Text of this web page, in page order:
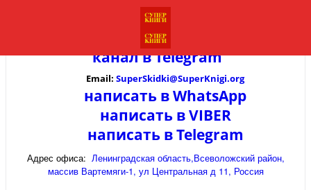
канал вTelegram
Email: SuperSkidki@SuperKnigi.org
написать в WhatsApp
написать в VIBER
написать в Telegram
Адрес офиса: Ленинградская область,Всеволожский район,
массив Вартемяги-1, ул Центральная д 11, Россия